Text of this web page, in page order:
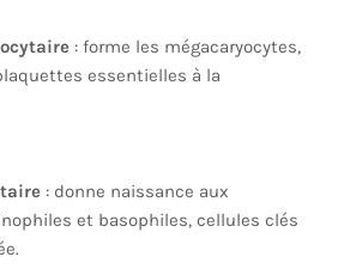
: forme les mégacaryocytes,
essentielles à la
: donne naissance aux
et basophiles, cellules clés